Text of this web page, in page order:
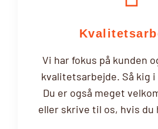
Vi har fokus på kunden
kvalitetsarbejde. Så kig i
Du er også meget
eller skrive til os, hvis du